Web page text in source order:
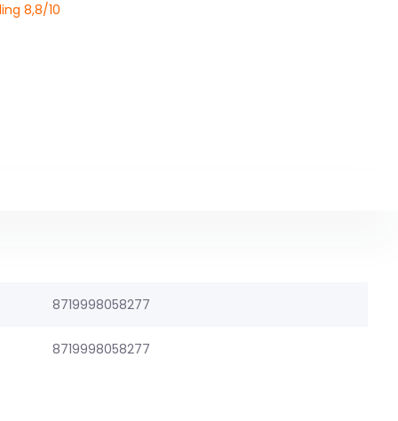
8,8/10
8719998058277
8719998058277